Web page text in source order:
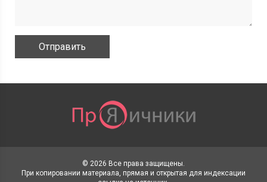
© 2026 Все права защищены.
При копировании материала, прямая и открытая для индексации